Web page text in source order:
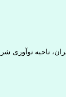
ناحیه نوآوری